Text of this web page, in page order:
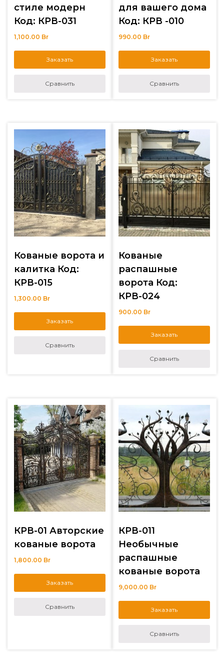
стиле модерн
Код: КРВ-031
1,100.00 Br
Заказать
Сравнить
для вашего дома
Код: КРВ -010
990.00 Br
Заказать
Сравнить
Кованые ворота и
калитка Код:
КРВ-015
1,300.00 Br
Заказать
Сравнить
Кованые
распашные
ворота Код:
КРВ-024
900.00 Br
Заказать
Сравнить
КРВ-01 Авторские
кованые ворота
1,800.00 Br
Заказать
Сравнить
КРВ-011
Необычные
распашные
кованые ворота
9,000.00 Br
Заказать
Сравнить